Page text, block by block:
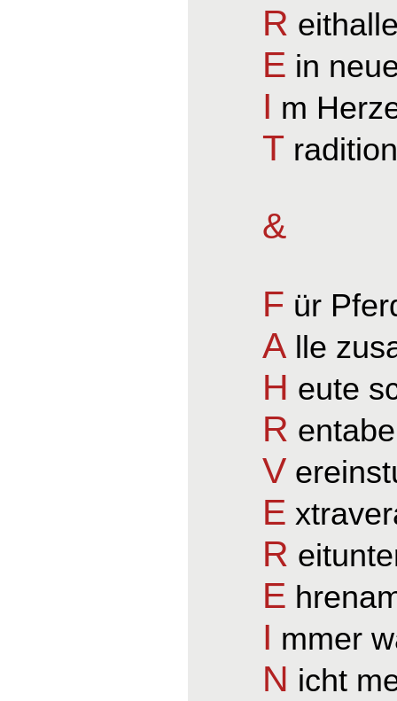
R
E in
I m
T
&
F ür
A lle
H eute
R
V
E
R
E
I mmer
N icht